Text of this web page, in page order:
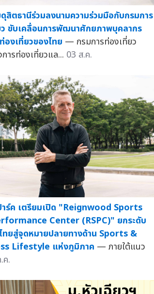
สิตธานีร่วมลงนามความร่วมมือกับกรมการ
ขับเคลื่อนการพัฒนาศักยภาพบุคลากร
องเที่ยวของไทย — กรมการท่องเที่ยว
การท่องเที่ยวแล... 03 ส.ค.
าร์ค เตรียมเปิด "Reignwood Sports
Center (RSPC)" ยกระดับ
ทยสู่จุดหมายปลายทางด้าน Sports &
Lifestyle แห่งภูมิภาค — ภายใต้แนว
ค.